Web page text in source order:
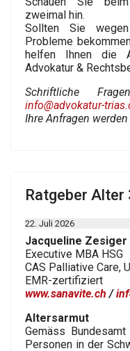
zweimal hin.
Sollten Sie
Probleme
helfen Ihnen die
Advokatur &
Schriftliche
info@advokatur-
Ihre Anfragen
Ratgeber
22. Juli 2026
Jacqueline Zesiger
Executive MBA HSG
CAS Palliative Care,
EMR-zertifiziert
www.sanavite.ch /
Altersarmut
Gemäss
Personen in der